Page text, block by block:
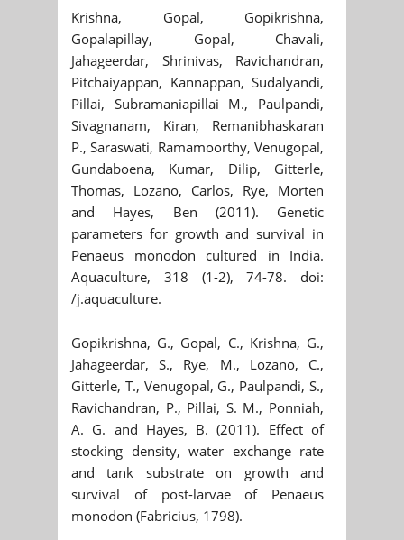
Krishna, Gopal, Gopikrishna,
Gopalapillay, Gopal, Chavali,
Jahageerdar, Shrinivas, Ravichandran,
Pitchaiyappan, Kannappan, Sudalyandi,
Pillai, Subramaniapillai M., Paulpandi,
Sivagnanam, Kiran, Remanibhaskaran
P., Saraswati, Ramamoorthy, Venugopal,
Gundaboena, Kumar, Dilip, Gitterle,
Thomas, Lozano, Carlos, Rye, Morten
and Hayes, Ben (2011). Genetic
parameters for growth and survival in
Penaeus monodon cultured in India.
Aquaculture, 318 (1-2), 74-78. doi:
/j.aquaculture.
Gopikrishna, G., Gopal, C., Krishna, G.,
Jahageerdar, S., Rye, M., Lozano, C.,
Gitterle, T., Venugopal, G., Paulpandi, S.,
Ravichandran, P., Pillai, S. M., Ponniah,
A. G. and Hayes, B. (2011). Effect of
stocking density, water exchange rate
and tank substrate on growth and
survival of post-larvae of Penaeus
monodon (Fabricius, 1798).